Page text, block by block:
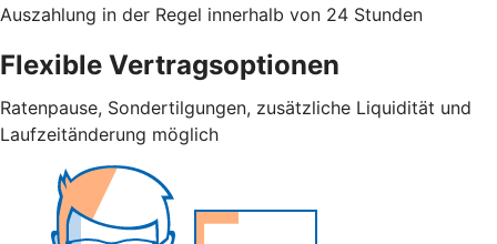
Auszahlung in der Regel innerhalb von 24 Stunden
Flexible Vertragsoptionen
Ratenpause, Sondertilgungen, zusätzliche Liquidität und
Laufzeitänderung möglich